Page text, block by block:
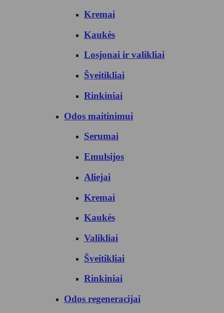
Kremai
Kaukės
Losjonai ir valikliai
Šveitikliai
Rinkiniai
Odos maitinimui
Serumai
Emulsijos
Aliejai
Kremai
Kaukės
Valikliai
Šveitikliai
Rinkiniai
Odos regeneracijai